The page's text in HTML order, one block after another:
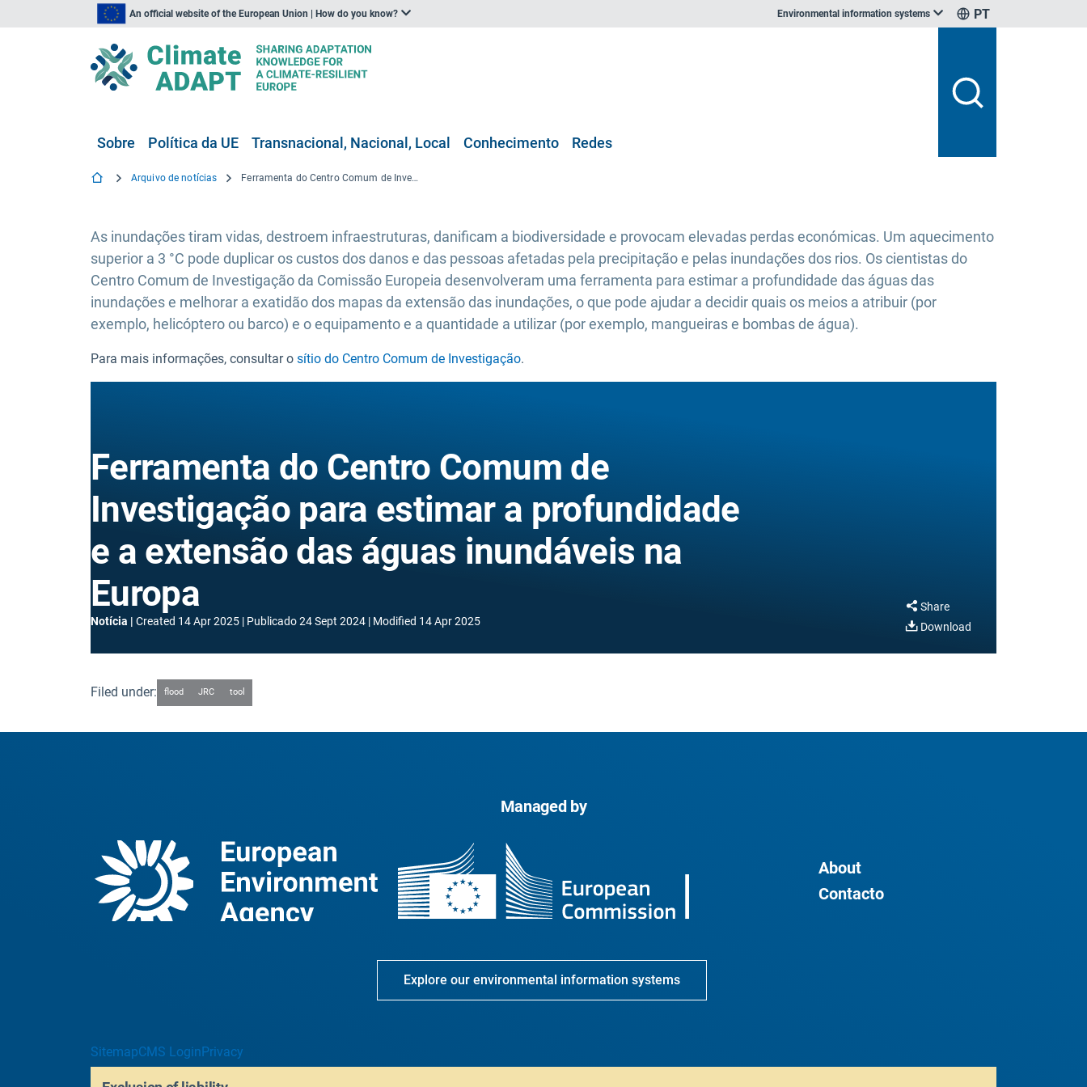
An official website of the European Union | How do you know? Environmental information systems PT
Sobre Política da UE Transnacional, Nacional, Local Conhecimento Redes
Arquivo de notícias Ferramenta do Centro Comum de Investigação para estimar a profundidade e a extensão das águas inundáveis na Europa
As inundações tiram vidas, destroem infraestruturas, danificam a biodiversidade e provocam elevadas perdas económicas. Um aquecimento
superior a 3 °C pode duplicar os custos dos danos e das pessoas afetadas pela precipitação e pelas inundações dos rios. Os cientistas do
Centro Comum de Investigação da Comissão Europeia desenvolveram uma ferramenta para estimar a profundidade das águas das
inundações e melhorar a exatidão dos mapas da extensão das inundações, o que pode ajudar a decidir quais os meios a atribuir (por
exemplo, helicóptero ou barco) e o equipamento e a quantidade a utilizar (por exemplo, mangueiras e bombas de água).
Para mais informações, consultar o sítio do Centro Comum de Investigação.
Ferramenta do Centro Comum de
Investigação para estimar a profundidade
e a extensão das águas inundáveis na
Europa
Notícia Created 14 Apr 2025 Publicado24 Sept 2024 Modified 14 Apr 2025
Share
Download
Filed under: flood JRC tool
Managed by
About
Contacto
Explore our environmental information systems
SitemapCMS LoginPrivacy